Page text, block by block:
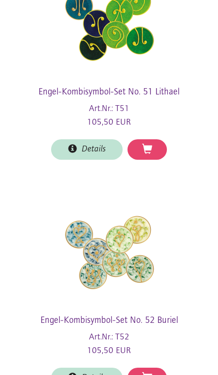
Engel-Kombisymbol-Set No. 51 Lithael
Art.Nr.: T51
105,50 EUR
Details
Engel-Kombisymbol-Set No. 52 Buriel
Art.Nr.: T52
105,50 EUR